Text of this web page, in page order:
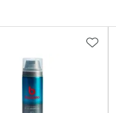
AOS FAVORITOS